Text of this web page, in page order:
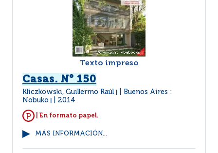
Texto impreso
Casas. N° 150
Kliczkowski, Guillermo Raúl
Buenos Aires :
Nobuko
2014
| En formato papel.
MÁS INFORMACIÓN...